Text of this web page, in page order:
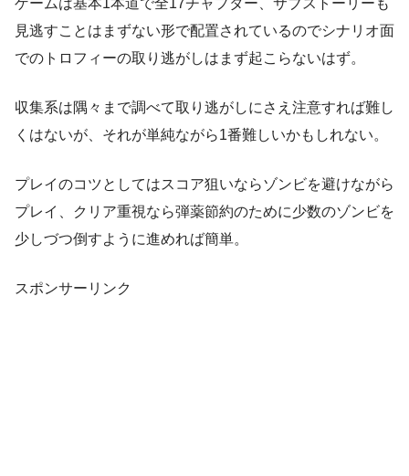
ゲームは基本1本道で全17チャプター、サブストーリーも
見逃すことはまずない形で配置されているのでシナリオ面
でのトロフィーの取り逃がしはまず起こらないはず。
収集系は隅々まで調べて取り逃がしにさえ注意すれば難し
くはないが、それが単純ながら1番難しいかもしれない。
プレイのコツとしてはスコア狙いならゾンビを避けながら
プレイ、クリア重視なら弾薬節約のために少数のゾンビを
少しづつ倒すように進めれば簡単。
スポンサーリンク